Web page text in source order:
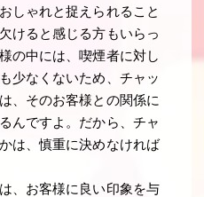
しゃれと捉えられること
けると感じる方もいらっ
の中には、喫煙者に対し
少なくないため、チャッ
、そのお客様との関係に
んですよ。だから、チャ
は、慎重に決めなければ
、お客様に良い印象を与